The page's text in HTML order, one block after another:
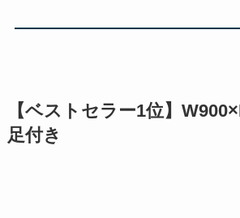
【ベストセラー1位】
足付き